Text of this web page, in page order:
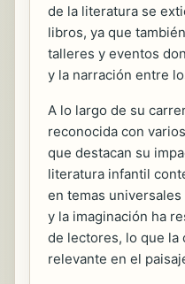
de la literatura se
libros, ya que
talleres y eventos
y la narración entre
A lo largo de su
reconocida con
que destacan su
literatura infantil
en temas
y la imaginación ha
de lectores, lo que la
relevante en el